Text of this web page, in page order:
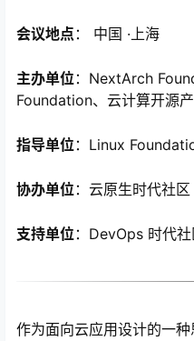
会议地点 ： 中国 ·上海
主办单位：NextArch
Foundation、云计算开源
指导单位：Linux
协办单位：云原生时代社区
支持单位：DevOps 时代
作为面向云应用设计的一